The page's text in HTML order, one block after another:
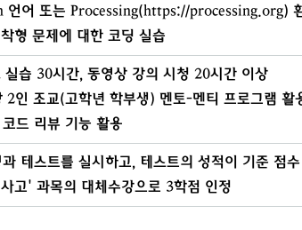
어 또는 Processing(https://processing.org)
형 문제에 대한 코딩 실습
습 30시간, 동영상 강의 시청 20시간 이상
2인 조교(고학년 학부생) 멘토-멘티 프로그램 활
드 리뷰 기능 활용
테스트를 실시하고, 테스트의 성적이 기준 점
고' 과목의 대체수강으로 3학점 인정